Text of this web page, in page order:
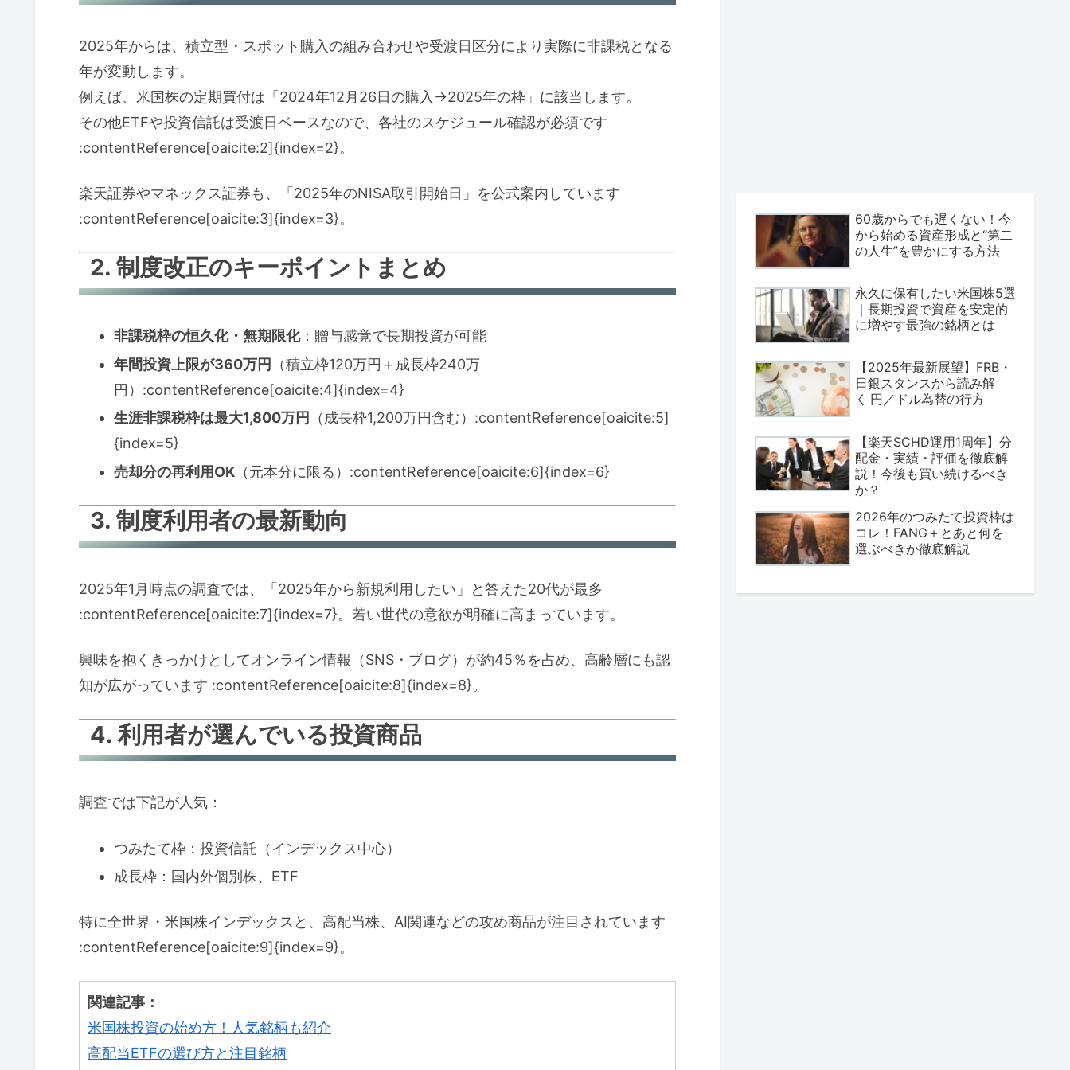
2025年からは、積立型・スポット購入の組み合わせや受渡日区分により実際に非課税となる
年が変動します。
例えば、米国株の定期買付は「2024年12月26日の購入→2025年の枠」に該当します。
その他ETFや投資信託は受渡日ベースなので、各社のスケジュール確認が必須です
:contentReference[oaicite:2]{index=2}。
楽天証券やマネックス証券も、「2025年のNISA取引開始日」を公式案内しています
:contentReference[oaicite:3]{index=3}。
2. 制度改正のキーポイントまとめ
非課税枠の恒久化・無期限化：贈与感覚で長期投資が可能
年間投資上限が360万円
（積立枠120万円＋成長枠240万
円）:contentReference[oaicite:4]{index=4}
生涯非課税枠は最大1,800万円
（成長枠1,200万円含む）:contentReference[oaicite:5]
{index=5}
売却分の再利用OK（元本分に限る）:contentReference[oaicite:6]{index=6}
3. 制度利用者の最新動向
2025年1月時点の調査では、「2025年から新規利用したい」と答えた20代が最多
:contentReference[oaicite:7]{index=7}。若い世代の意欲が明確に高まっています。
興味を抱くきっかけとしてオンライン情報（SNS・ブログ）が約45％を占め、高齢層にも認
知が広がっています :contentReference[oaicite:8]{index=8}。
4. 利用者が選んでいる投資商品
調査では下記が人気：
つみたて枠：投資信託（インデックス中心）
成長枠：国内外個別株、ETF
特に全世界・米国株インデックスと、高配当株、AI関連などの攻め商品が注目されています
:contentReference[oaicite:9]{index=9}。
関連記事：
米国株投資の始め方！人気銘柄も紹介
高配当ETFの選び方と注目銘柄
60歳からでも遅くない！今
から始める資産形成と“第二
の人生”を豊かにする方法
永久に保有したい米国株5選
｜長期投資で資産を安定的
に増やす最強の銘柄とは
【2025年最新展望】FRB・
日銀スタンスから読み解
く 円／ドル為替の行方
【楽天SCHD運用1周年】分
配金・実績・評価を徹底解
説！今後も買い続けるべき
か？
2026年のつみたて投資枠は
コレ！FANG＋とあと何を
選ぶべきか徹底解説